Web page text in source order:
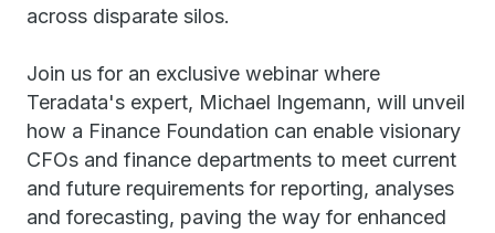
across disparate silos.
Join us for an exclusive webinar where
Teradata's expert, Michael Ingemann, will unveil
how a Finance Foundation can enable visionary
CFOs and finance departments to meet current
and future requirements for reporting, analyses
and forecasting, paving the way for enhanced